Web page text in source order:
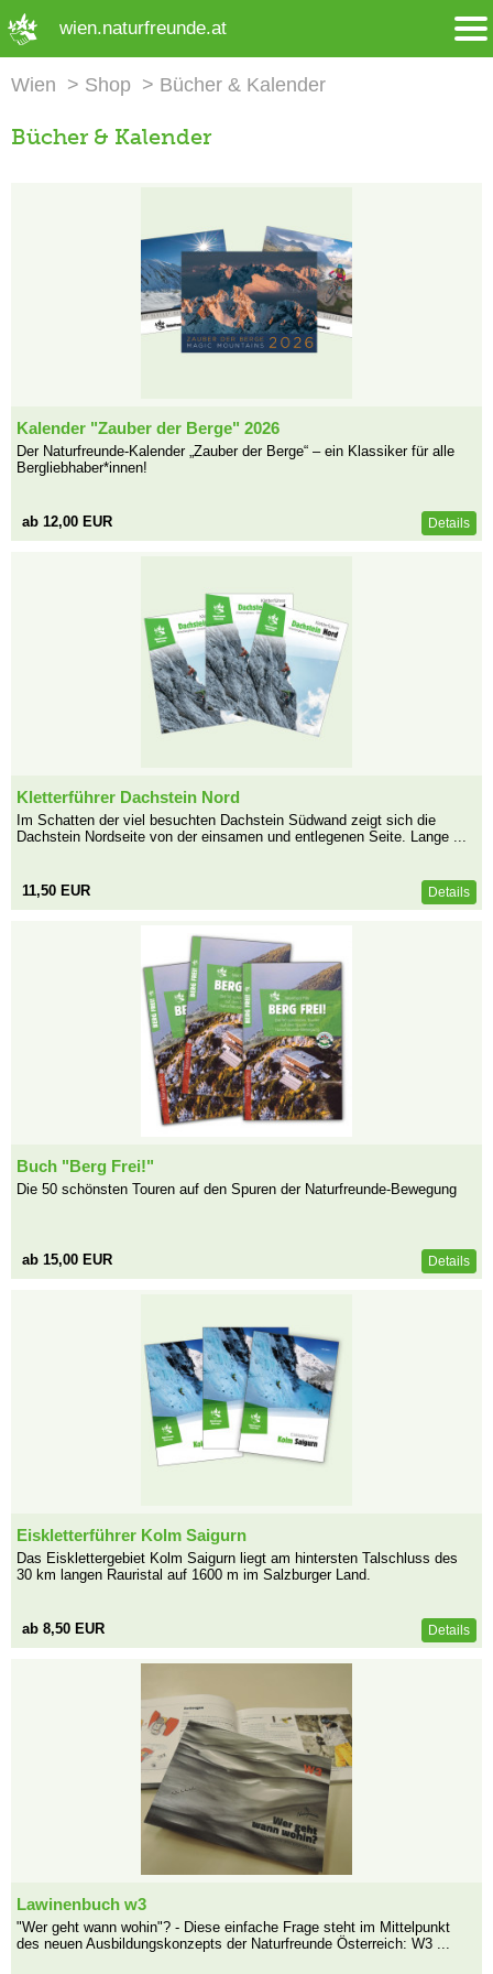
wien.naturfreunde.at
Wien Shop Bücher & Kalender
Bücher & Kalender
Kalender "Zauber der Berge" 2026
Der Naturfreunde-Kalender „Zauber der Berge“ – ein Klassiker für alle
Bergliebhaber*innen!
ab 12,00 EUR Details
Kletterführer Dachstein Nord
Im Schatten der viel besuchten Dachstein Südwand zeigt sich die
Dachstein Nordseite von der einsamen und entlegenen Seite. Lange ...
11,50 EUR Details
Buch "Berg Frei!"
Die 50 schönsten Touren auf den Spuren der Naturfreunde-Bewegung
ab 15,00 EUR Details
Eiskletterführer Kolm Saigurn
Das Eisklettergebiet Kolm Saigurn liegt am hintersten Talschluss des
30 km langen Rauristal auf 1600 m im Salzburger Land.
ab 8,50 EUR Details
Lawinenbuch w3
"Wer geht wann wohin"? - Diese einfache Frage steht im Mittelpunkt
des neuen Ausbildungskonzepts der Naturfreunde Österreich: W3 ...